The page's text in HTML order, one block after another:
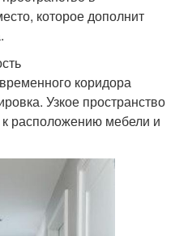
которое дополнит
коридора
Узкое пространство
к расположению мебели и